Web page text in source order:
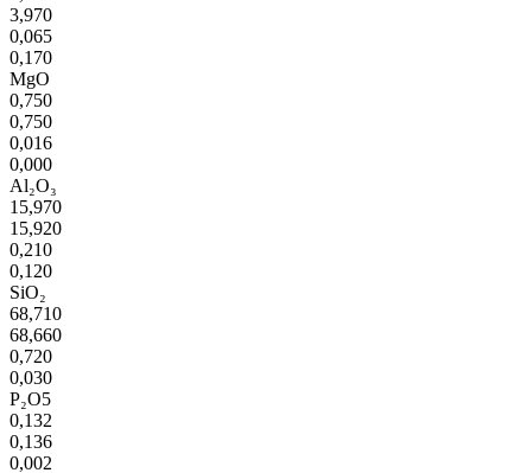
3,970
0,065
0,170
MgO
0,750
0,750
0,016
0,000
Al₂O₃
15,970
15,920
0,210
0,120
SiO₂
68,710
68,660
0,720
0,030
P₂O5
0,132
0,136
0,002